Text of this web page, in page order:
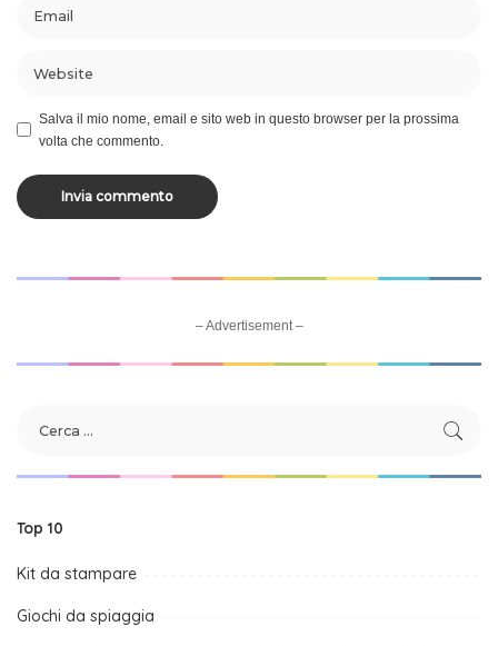
Salva il mio nome, email e sito web in questo browser per la prossima
volta che commento.
– Advertisement –
Top 10
Kit da stampare
Giochi da spiaggia